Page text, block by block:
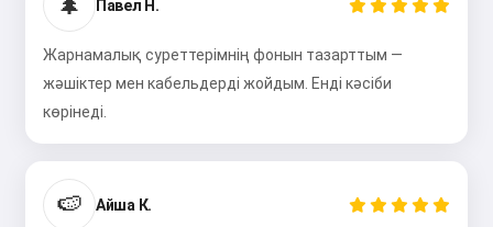
Павел Н.
Жарнамалық суреттерімнің фонын тазарттым —
жәшіктер мен кабельдерді жойдым. Енді кәсіби
көрінеді.
🍉 Айша К.